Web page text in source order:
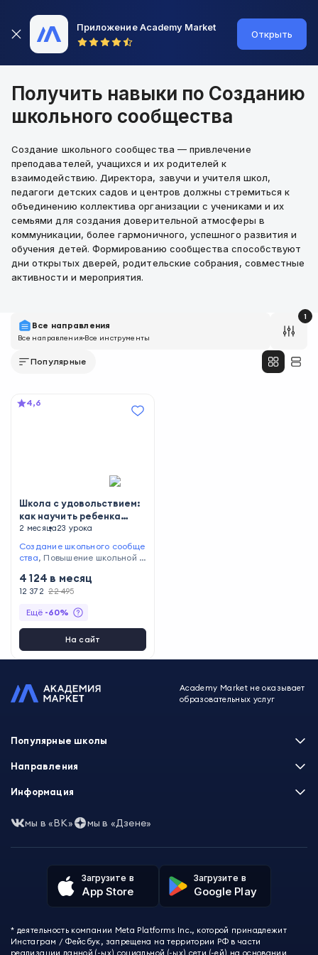
Приложение Academy Market
Открыть
Получить навыки по Созданию
школьного сообщества
Создание школьного сообщества — привлечение
преподавателей, учащихся и их родителей к
взаимодействию. Директора, завучи и учителя школ,
педагоги детских садов и центров должны стремиться к
объединению коллектива организации с учениками и их
семьями для создания доверительной атмосферы в
коммуникации, более гармоничного, успешного развития и
обучения детей. Формированию сообщества способствуют
дни открытых дверей, родительские собрания, совместные
активности и мероприятия.
Все направления
Все направленияВсе инструменты
1
Популярные
4,6
Школа с удовольствием:
как научить ребенка
учиться
2 месяца23 урока
Создание школьного сообще
ства, Повышение школьной у
и, Работа со стрессом
едение психологических кон
4 124 в месяц
12 372 22 495
Ещё -60%
На сайт
Academy Market не оказывает
образовательных услуг
Загрузите в
App Store
Загрузите в
Google Play
* деятельность компании Meta Platforms Inc., которой принадлежит
Инстаграм / Фейсбук, запрещена на территории РФ в части
Популярные школы
Skillbox
XYZ School
Skillfactory
Talentsy
ProductStar
Бруноям
EDPRO
Направления
Программирование
Маркетинг
Аналитика
Другие профессии
Красота и здоровье
Для детей и подростков
Информация
Часто задаваемые вопросы
Пользовательское соглашение
Политика обработки данных
Избранные курсы
Акции и скидки
О проекте
Контакты
мы в «ВК» мы в «Дзене»